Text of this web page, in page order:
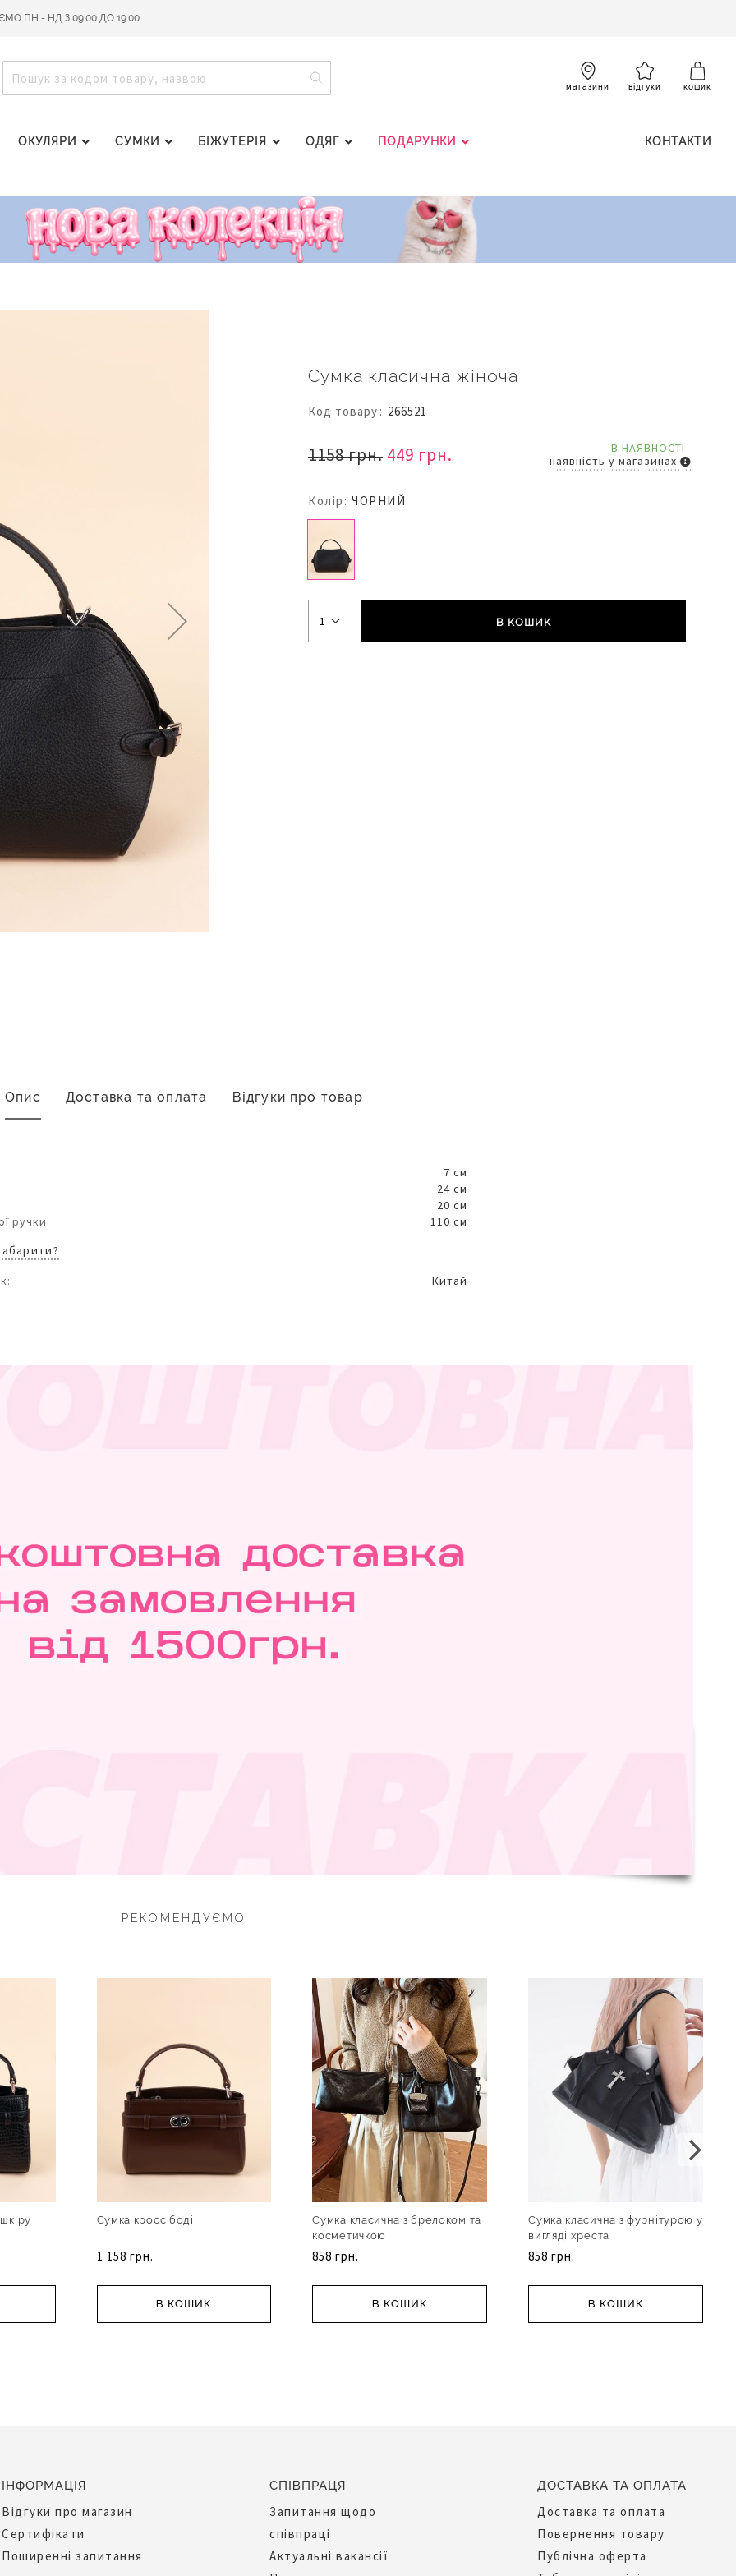
ПН - НД З 09:00 ДО 19:00
ПОШУК
магазини відгуки кошик
ОКУЛЯРИ СУМКИ БІЖУТЕРІЯ ОДЯГ ПОДАРУНКИ КОНТАКТИ
Сумка класична жіноча
Код товару 266521
1158 грн. 449 грн.
В НАЯВНОСТІ
наявність у магазинах
Колір: ЧОРНИЙ
В КОШИК
Опис Доставка та оплата Відгуки про товар
7 см
24 см
20 см
ручки:
110 см
Китай
РЕКОМЕНДУЄМО
Сумка кросс боді
1 158 грн.
В КОШИК
Сумка класична з брелоком та
косметичкою
858 грн.
В КОШИК
Сумка класична з фурнітурою у
вигляді хреста
858 грн.
В КОШИК
ІНФОРМАЦІЯ
Відгуки про магазин
Сертифікати
Поширенні запитання
СПІВПРАЦЯ
Запитання щодо
співпраці
Актуальні вакансії
ДОСТАВКА ТА ОПЛАТА
Доставка та оплата
Повернення товару
Публічна оферта